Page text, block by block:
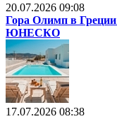
20.07.2026 09:08
Гора Олимп в Греции
ЮНЕСКО
17.07.2026 08:38